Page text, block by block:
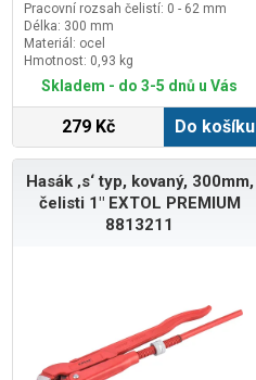
Pracovní rozsah čelistí: 0 - 62 mm
Délka: 300 mm
Materiál: ocel
Hmotnost: 0,93 kg
Skladem - do 3-5 dnů u Vás
279 Kč Do košíku
Hasák ‚s‘ typ, kovaný, 300mm,
čelisti 1" EXTOL PREMIUM
8813211